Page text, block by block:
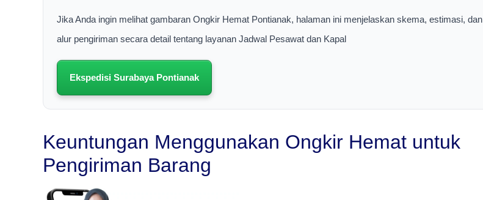
Jika Anda ingin melihat gambaran Ongkir Hemat Pontianak, halaman ini menjelaskan skema, estimasi, dan
alur pengiriman secara detail tentang layanan Jadwal Pesawat dan Kapal
Ekspedisi Surabaya Pontianak
Keuntungan Menggunakan Ongkir Hemat untuk
Pengiriman Barang